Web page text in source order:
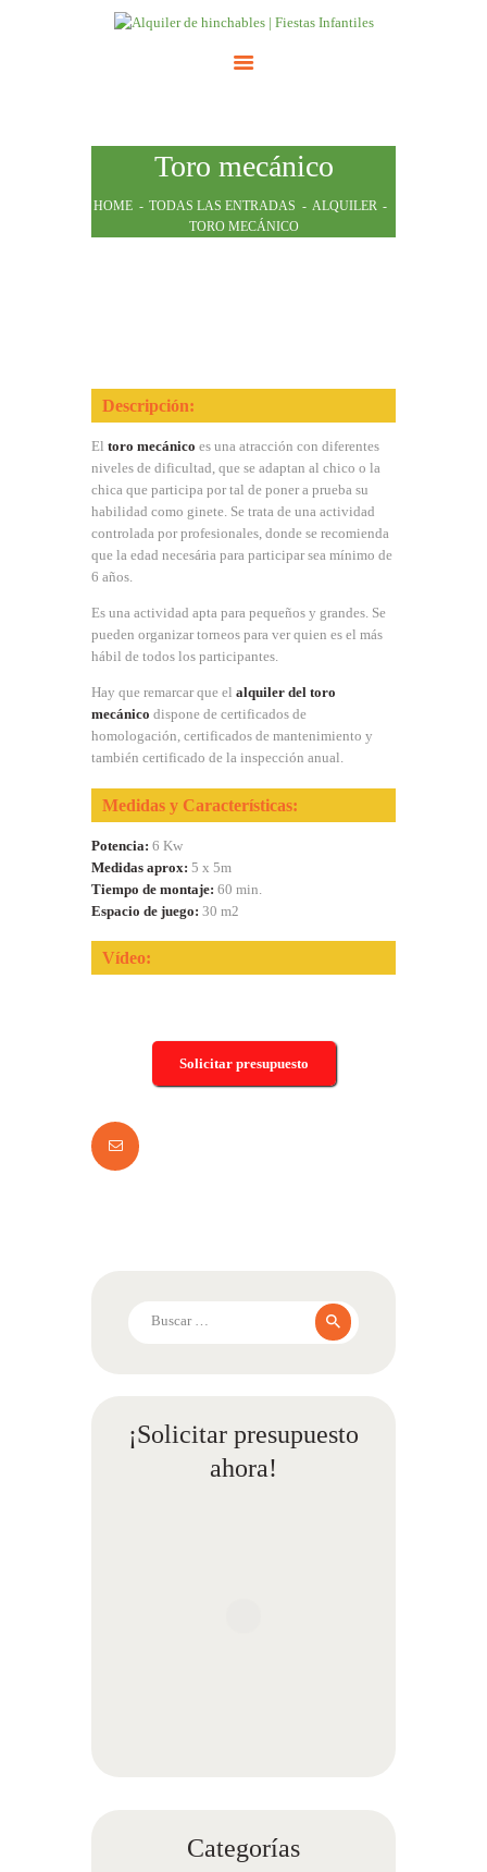
Toro mecánico
HOME TODAS LAS ENTRADAS
ALQUILER
TORO MECÁNICO
ATRACCIONES
TARIFAS
NOSOTROS
Descripción:
El toro mecánico es una atracción con diferentes
niveles de dificultad, que se adaptan al chico o la
chica que participa por tal de poner a prueba su
habilidad como ginete. Se trata de una actividad
controlada por profesionales, donde se recomienda
que la edad necesária para participar sea mínimo de
6 años.
Es una actividad apta para pequeños y grandes. Se
pueden organizar torneos para ver quien es el más
hábil de todos los participantes.
Hay que remarcar que el alquiler del toro
mecánico dispone de certificados de
homologación, certificados de mantenimiento y
también certificado de la inspección anual.
Medidas y Características:
Potencia: 6 Kw
Medidas aprox: 5 x 5m
Tiempo de montaje: 60 min.
Espacio de juego: 30 m2
Vídeo:
Solicitar presupuesto
¡Solicitar presupuesto
ahora!
Categorías